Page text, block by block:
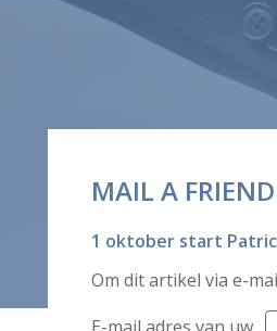
MAIL A FRIEND
1 oktober start
Om dit artikel via e-